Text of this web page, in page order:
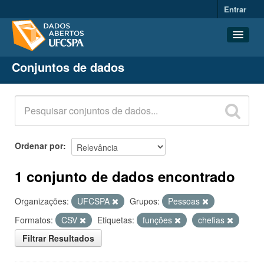
Entrar
Conjuntos de dados
Organizações
Grupos
Sobre
Conjuntos de dados
Ordenar por
1 conjunto de dados encontrado
Organizações: UFCSPA Grupos:
Pessoas
Formatos:
CSV Etiquetas: funções
chefias
Filtrar Resultados